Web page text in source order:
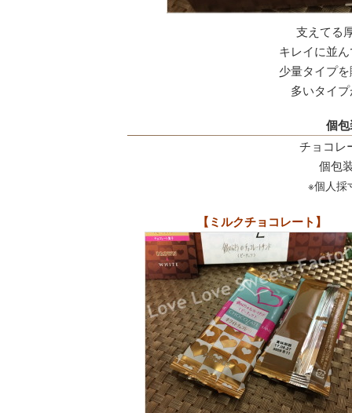
支えてる
キレイに並
少量タイプ
多いタイ
個
チョコレ
個包
※個人採
【ミルクチョコレート】